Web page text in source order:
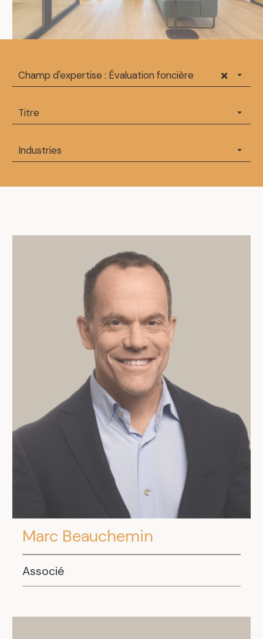
Champ d'expertise : Évaluation foncière
Titre
Industries
Marc Beauchemin
Associé